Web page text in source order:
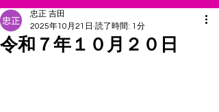
令和７年１０月２０日
忠正 吉田
2025年10月21日 読了時間: 1分